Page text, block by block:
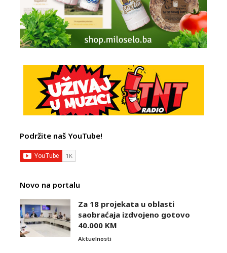
Podržite naš YouTube!
Novo na portalu
Za 18 projekata u oblasti
saobraćaja izdvojeno gotovo
40.000 KM
Aktuelnosti